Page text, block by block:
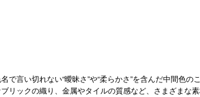
言い切れない“曖昧さ”や“柔らかさ”を含んだ中間色のこ
リックの織り、金属やタイルの質感など、さまざまな